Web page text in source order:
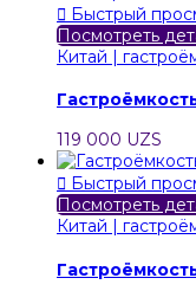
 Быстрый
Посмотреть
Китай |
119 000 UZS
 Быстрый
Посмотреть
Китай |